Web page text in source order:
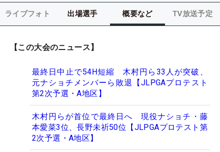
ライブフォト 出場選手 概要など TV放送予定
【この大会のニュース】
最終日中止で54H短縮 木村円ら33人が突破、
元ナショチメンバーら敗退【JLPGAプロテスト
第2次予選・A地区】
木村円らが首位で最終日へ 現役ナショチ・藤
本愛菜3位、長野未祈50位【JLPGAプロテスト第
2次予選・A地区】